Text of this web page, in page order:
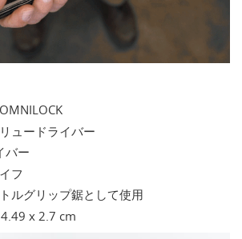
ュードライバー
バー
フ
ルグリップ鋸として使用
x 2.7 cm